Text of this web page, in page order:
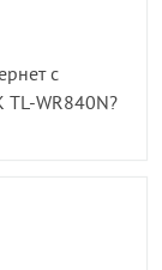
с
TL-WR840N?